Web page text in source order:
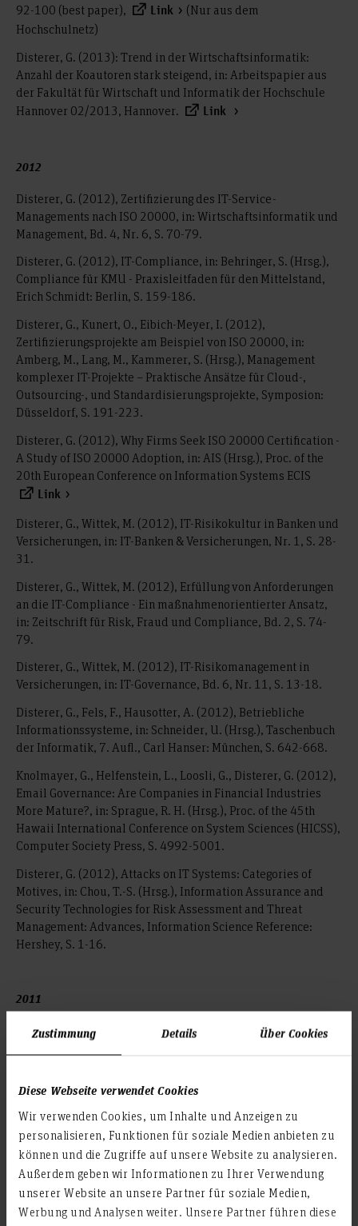
Zustimmung Details Über Cookies
Diese Webseite verwendet Cookies
Wir verwenden Cookies, um Inhalte und Anzeigen zu
personalisieren, Funktionen für soziale Medien anbieten zu
können und die Zugriffe auf unsere Website zu analysieren.
Außerdem geben wir Informationen zu Ihrer Verwendung
unserer Website an unsere Partner für soziale Medien,
Werbung und Analysen weiter. Unsere Partner führen diese
92-100 (best paper),
Link
(Nur aus dem
Hochschulnetz)
Disterer, G. (2013): Trend in der Wirtschaftsinformatik:
Anzahl der Koautoren stark steigend, in: Arbeitspapier aus
der Fakultät für Wirtschaft und Informatik der Hochschule
Hannover 02/2013, Hannover.
Link
2012
Disterer, G. (2012), Zertifizierung des IT-Service-
Managements nach ISO 20000, in: Wirtschaftsinformatik und
Management, Bd. 4, Nr. 6, S. 70-79.
Disterer, G. (2012), IT-Compliance, in: Behringer, S. (Hrsg.),
Compliance für KMU - Praxisleitfaden für den Mittelstand,
Erich Schmidt: Berlin, S. 159-186.
Disterer, G., Kunert, O., Eibich-Meyer, I. (2012),
Zertifizierungsprojekte am Beispiel von ISO 20000, in:
Amberg, M., Lang, M., Kammerer, S. (Hrsg.), Management
komplexer IT-Projekte – Praktische Ansätze für Cloud-,
Outsourcing-, und Standardisierungsprojekte, Symposion:
Düsseldorf, S. 191-223.
Disterer, G. (2012), Why Firms Seek ISO 20000 Certification -
A Study of ISO 20000 Adoption, in: AIS (Hrsg.), Proc. of the
20th European Conference on Information Systems ECIS
Link
Disterer, G., Wittek, M. (2012), IT-Risikokultur in Banken und
Versicherungen, in: IT-Banken & Versicherungen, Nr. 1, S. 28-
31.
Disterer, G., Wittek, M. (2012), Erfüllung von Anforderungen
an die IT-Compliance - Ein maßnahmenorientierter Ansatz,
in: Zeitschrift für Risk, Fraud und Compliance, Bd. 2, S. 74-
79.
Disterer, G., Wittek, M. (2012), IT-Risikomanagement in
Versicherungen, in: IT-Governance, Bd. 6, Nr. 11, S. 13-18.
Disterer, G., Fels, F., Hausotter, A. (2012), Betriebliche
Informationssysteme, in: Schneider, U. (Hrsg.), Taschenbuch
der Informatik, 7. Aufl., Carl Hanser: München, S. 642-668.
Knolmayer, G., Helfenstein, L., Loosli, G., Disterer, G. (2012),
Email Governance: Are Companies in Financial Industries
More Mature?, in: Sprague, R. H. (Hrsg.), Proc. of the 45th
Hawaii International Conference on System Sciences (HICSS),
Computer Society Press, S. 4992-5001.
Disterer, G. (2012), Attacks on IT Systems: Categories of
Motives, in: Chou, T.-S. (Hrsg.), Information Assurance and
Security Technologies for Risk Assessment and Threat
Management: Advances, Information Science Reference:
Hershey, S. 1-16.
2011
Disterer, G. (2011), ISO 20000 bringt IT-Services voran, in:
Unified Compliance Framework UCF, in: Hakin9 IT Security
Magazin, Nr. 11, S. 29-34.
Link
Disterer, G. (2011): ISO 20000: Beachtliche interne
Verbesserungen realisiert, in: Arbeitspapier aus der Fakultät
für Wirtschaft und Informatik der Fachhochschule Hannover.
Disterer, G., Wittek, M. (2011), IT-Risikomanagement in
Versicherungsunternehmen, in: Information Management &